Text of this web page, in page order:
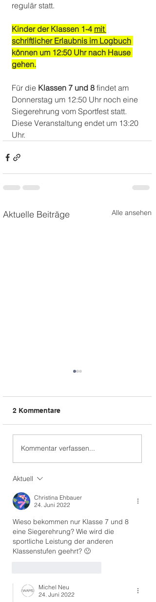
regulär statt.
Kinder der Klassen 1-4 mit
schriftlicher Erlaubnis im Logbuch
können um 12:50 Uhr nach Hause
gehen.
Für die Klassen 7 und 8 findet am
Donnerstag um 12:50 Uhr noch eine
Siegerehrung vom Sportfest statt.
Diese Veranstaltung endet um 13:20
Uhr.
Aktuelle Beiträge Alle ansehen
Osterferien-Programm
2 Kommentare
Kommentar verfassen...
Aktuell
Christina Ehbauer
24. Juni 2022
Wieso bekommen nur Klasse 7 und 8
eine Siegerehrung? Wie wird die
sportliche Leistung der anderen
Klassenstufen geehrt? 🙁
Michel Neu
24. Juni 2022